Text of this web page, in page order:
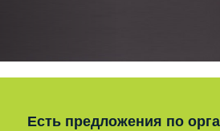
Есть предложения по